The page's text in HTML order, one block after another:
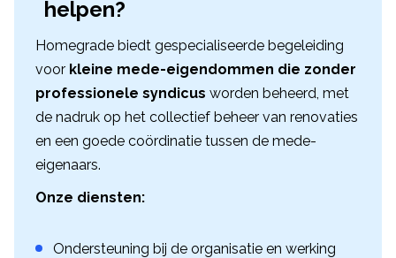
helpen?
Homegrade biedt gespecialiseerde begeleiding
voor kleine mede-eigendommen die zonder
professionele syndicus worden beheerd, met
de nadruk op het collectief beheer van renovaties
en een goede coördinatie tussen de mede-
eigenaars.
Onze diensten:
Ondersteuning bij de organisatie en werking